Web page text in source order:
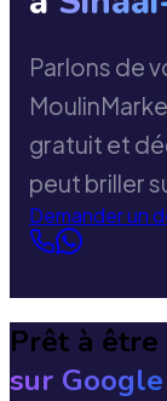
Parlons de
gratuit et
peut briller
Demander un
Prêt à
sur Google